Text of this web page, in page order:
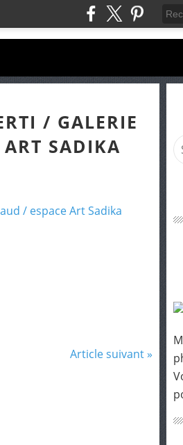
/ GALERIE
SADIKA
Article suivant »